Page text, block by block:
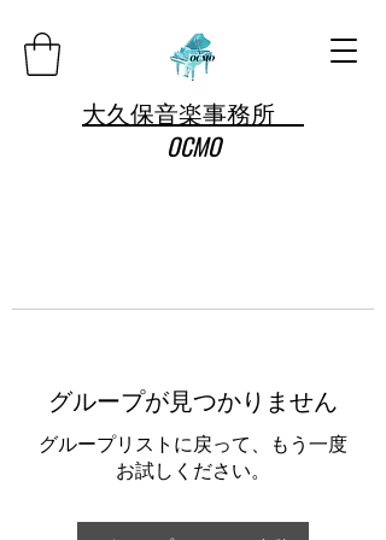
大久保音楽事務所
OCMO
グループが見つかりません
グループリストに戻って、もう一度
お試しください。